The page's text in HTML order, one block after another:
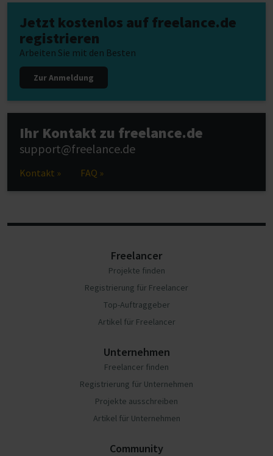
Jetzt kostenlos auf freelance.de
registrieren
Arbeiten Sie mit den Besten
Zur Anmeldung
Ihr Kontakt zu freelance.de
support@freelance.de
Kontakt » FAQ »
Freelancer
Projekte finden
Registrierung für Freelancer
Top-Auftraggeber
Artikel für Freelancer
Unternehmen
Freelancer finden
Registrierung für Unternehmen
Projekte ausschreiben
Artikel für Unternehmen
Community